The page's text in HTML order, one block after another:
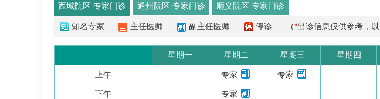
西城院区 专家门诊 通州院区 专家门诊 顺义院区 专家门诊
知名专家 主任医师 副主任医师 停诊 （*出诊信息仅供参考，以
星期一 星期二 星期三 星期四
上午 专家 专家
下午 专家